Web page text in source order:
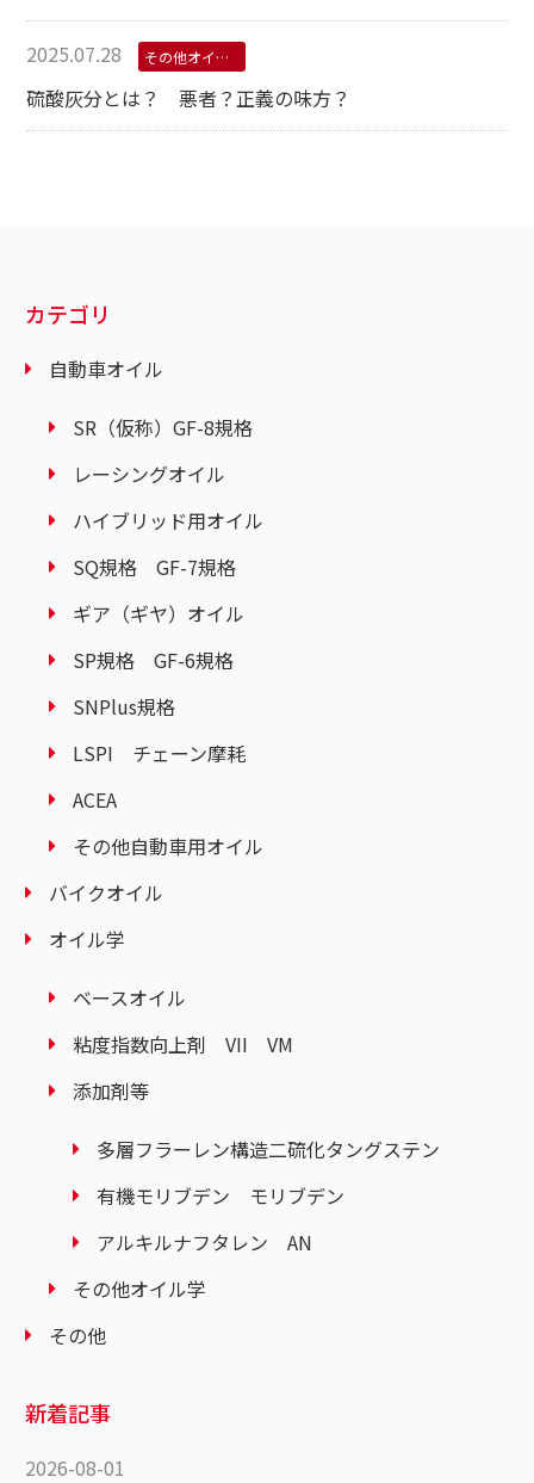
2025.07.28 その他オイル学
硫酸灰分とは？ 悪者？正義の味方？
カテゴリ
自動車オイル
SR（仮称）GF-8規格
レーシングオイル
ハイブリッド用オイル
SQ規格 GF-7規格
ギア（ギヤ）オイル
SP規格 GF-6規格
SNPlus規格
LSPI チェーン摩耗
ACEA
その他自動車用オイル
バイクオイル
オイル学
ベースオイル
粘度指数向上剤 VII VM
添加剤等
多層フラーレン構造二硫化タングステン
有機モリブデン モリブデン
アルキルナフタレン AN
その他オイル学
その他
新着記事
2026-08-01